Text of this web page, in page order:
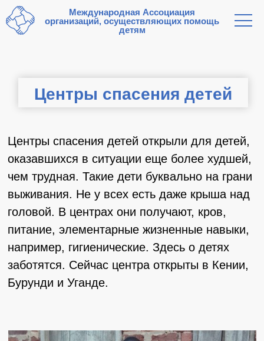
Международная Ассоциация
организаций, осуществляющих помощь
детям
Центры спасения детей открыли для детей,
выживания. Не у всех есть даже крыша над
питание, элементарные жизненные навыки,
например, гигиенические. Здесь о детях
заботятся. Сейчас центра открыты в Кении,